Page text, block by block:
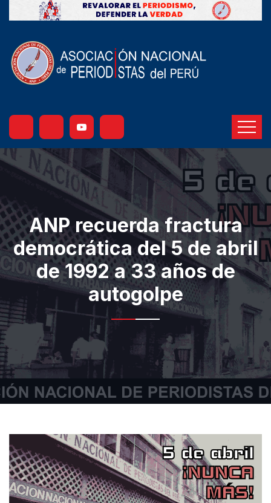
ANP recuerda fractura
democrática del 5 de abril
de 1992 a 33 años de
autogolpe